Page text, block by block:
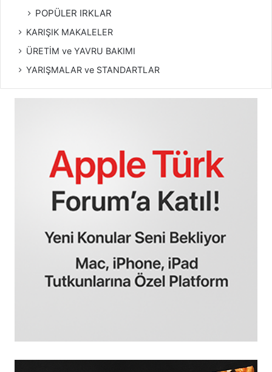
POPÜLER IRKLAR
KARIŞIK MAKALELER
ÜRETİM ve YAVRU BAKIMI
YARIŞMALAR ve STANDARTLAR